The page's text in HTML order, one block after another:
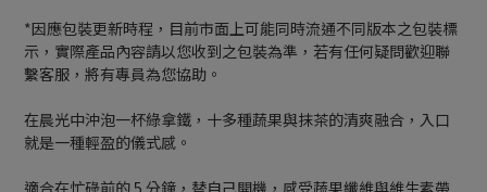
*因應包裝更新時程，目前市面上可能同時流通不同版本之包裝標
示，實際產品內容請以您收到之包裝為準，若有任何疑問歡迎聯
繫客服，將有專員為您協助。
在晨光中沖泡一杯綠拿鐵，十多種蔬果與抹茶的清爽融合，入口
就是一種輕盈的儀式感。
適合在忙碌前的 5 分鐘，替自己開機，感受蔬果纖維與維生素帶